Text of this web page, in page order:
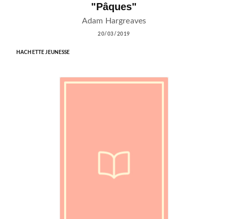
"Pâques"
Adam Hargreaves
20/03/2019
HACHETTE JEUNESSE